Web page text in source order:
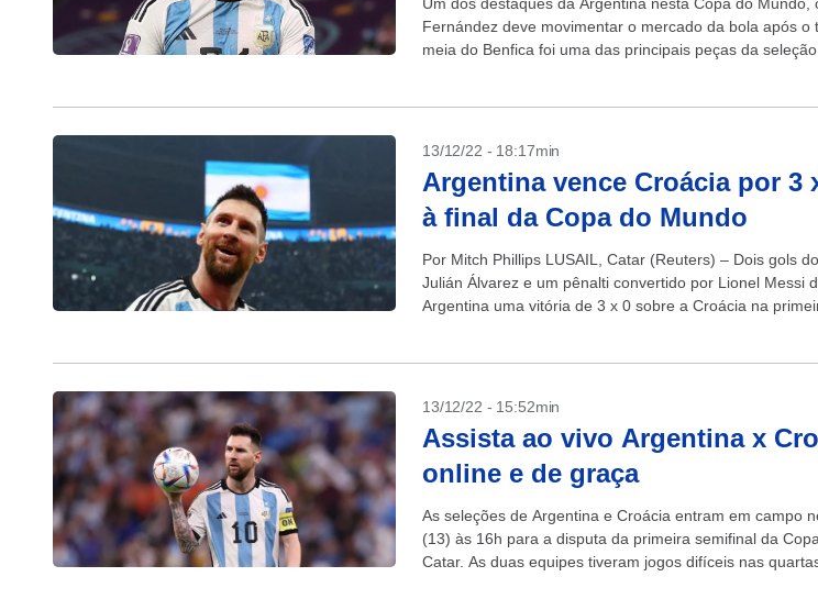
Fernández deve movimentar o mercado da bola após
meia do Benfica foi uma das principais peças da seleção
13/12/22 - 18:17min
Argentina vence Croácia por 3
à final da Copa do Mundo
Por Mitch Phillips LUSAIL, Catar (Reuters) – Dois gols
Julián Álvarez e um pênalti convertido por Lionel Messi
Argentina uma vitória de 3 x 0 sobre a Croácia na
13/12/22 - 15:52min
Assista ao vivo Argentina x
online e de graça
As seleções de Argentina e Croácia entram em campo
(13) às 16h para a disputa da primeira semifinal da
Catar. As duas equipes tiveram jogos difíceis nas